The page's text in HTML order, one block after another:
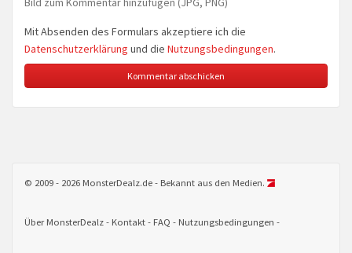
Mit Absenden des Formulars akzeptiere ich die
Datenschutzerklärung und die Nutzungsbedingungen.
© 2009 - 2026 MonsterDealz.de - Bekannt aus den Medien.
Über MonsterDealz Kontakt FAQ Nutzungsbedingungen